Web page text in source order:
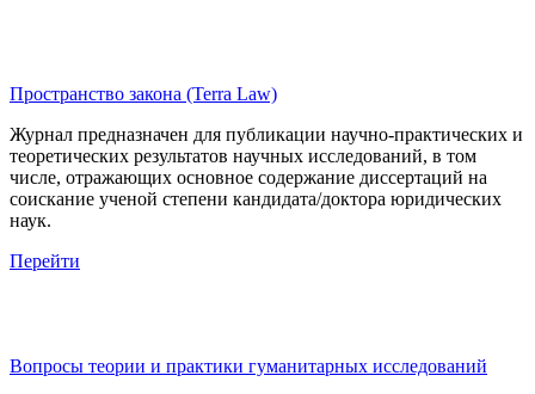
Пространство закона (Terra Law)
Журнал предназначен для публикации научно-практических и
теоретических результатов научных исследований, в том
числе, отражающих основное содержание диссертаций на
соискание ученой степени кандидата/доктора юридических
наук.
Перейти
Вопросы теории и практики гуманитарных исследований